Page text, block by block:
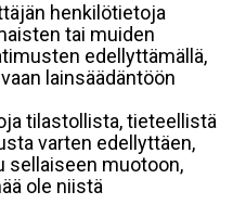
henkilötietoja
tai muiden
edellyttämällä,
lainsäädäntöön
tilastollista, tieteellistä
varten edellyttäen,
sellaiseen muotoon,
ole niistä